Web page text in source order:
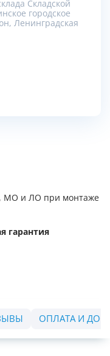
Складской
городское
Ленинградская
МО и ЛО при монтаже
гарантия
ОПЛАТА И